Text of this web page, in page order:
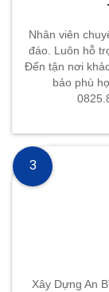
Nhân viên
đáo. Luôn hỗ
Đến tận nơi
bảo phù
Xây Dựng An
3